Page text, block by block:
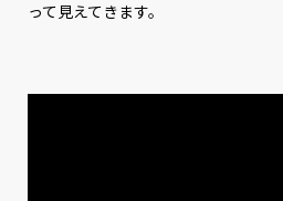
って見えてきます。